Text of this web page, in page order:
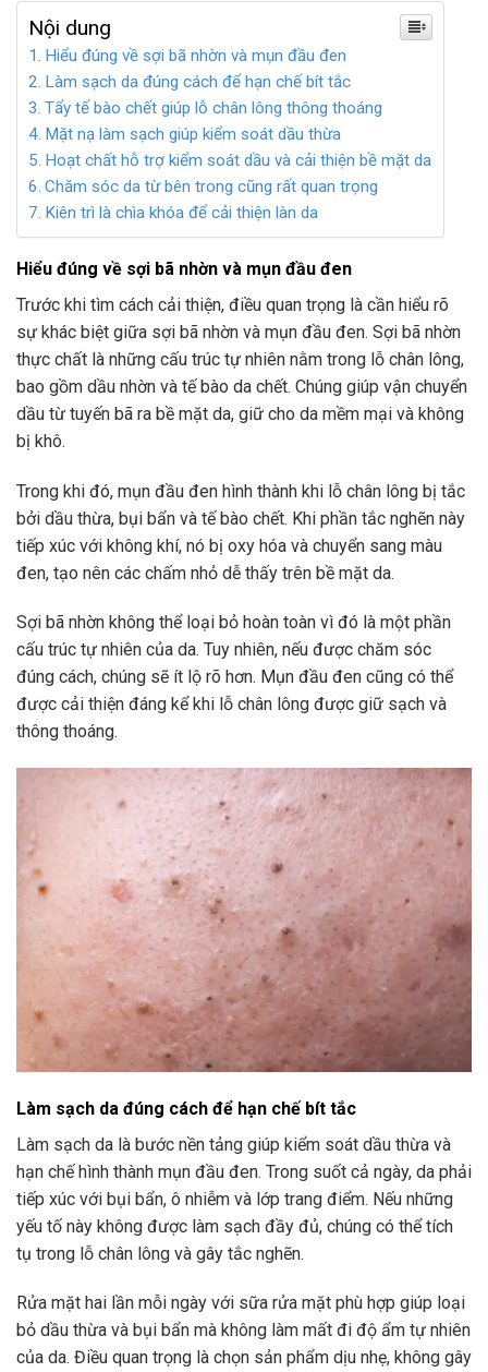
Nội dung
Hiểu đúng về sợi bã nhờn và mụn đầu đen
Làm sạch da đúng cách để hạn chế bít tắc
Tẩy tế bào chết giúp lỗ chân lông thông thoáng
Mặt nạ làm sạch giúp kiểm soát dầu thừa
Hoạt chất hỗ trợ kiểm soát dầu và cải thiện bề mặt da
Chăm sóc da từ bên trong cũng rất quan trọng
Kiên trì là chìa khóa để cải thiện làn da
Hiểu đúng về sợi bã nhờn và mụn đầu đen
Trước khi tìm cách cải thiện, điều quan trọng là cần hiểu rõ
sự khác biệt giữa sợi bã nhờn và mụn đầu đen. Sợi bã nhờn
thực chất là những cấu trúc tự nhiên nằm trong lỗ chân lông,
bao gồm dầu nhờn và tế bào da chết. Chúng giúp vận chuyển
dầu từ tuyến bã ra bề mặt da, giữ cho da mềm mại và không
bị khô.
Trong khi đó, mụn đầu đen hình thành khi lỗ chân lông bị tắc
bởi dầu thừa, bụi bẩn và tế bào chết. Khi phần tắc nghẽn này
tiếp xúc với không khí, nó bị oxy hóa và chuyển sang màu
đen, tạo nên các chấm nhỏ dễ thấy trên bề mặt da.
Sợi bã nhờn không thể loại bỏ hoàn toàn vì đó là một phần
cấu trúc tự nhiên của da. Tuy nhiên, nếu được chăm sóc
đúng cách, chúng sẽ ít lộ rõ hơn. Mụn đầu đen cũng có thể
được cải thiện đáng kể khi lỗ chân lông được giữ sạch và
thông thoáng.
Làm sạch da đúng cách để hạn chế bít tắc
Làm sạch da là bước nền tảng giúp kiểm soát dầu thừa và
hạn chế hình thành mụn đầu đen. Trong suốt cả ngày, da phải
tiếp xúc với bụi bẩn, ô nhiễm và lớp trang điểm. Nếu những
yếu tố này không được làm sạch đầy đủ, chúng có thể tích
tụ trong lỗ chân lông và gây tắc nghẽn.
Rửa mặt hai lần mỗi ngày với sữa rửa mặt phù hợp giúp loại
bỏ dầu thừa và bụi bẩn mà không làm mất đi độ ẩm tự nhiên
của da. Điều quan trọng là chọn sản phẩm dịu nhẹ, không gây